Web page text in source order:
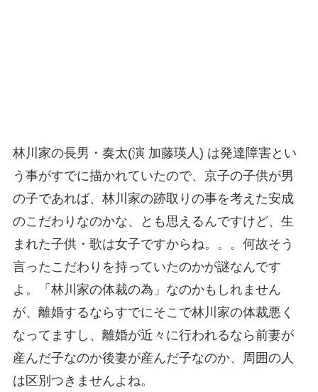
林川家の長男・奏太(演 加藤瑛人) は発達障害とい
う事がすでに描かれていたので、京子の子供が男
の子であれば、林川家の跡取りの事を考えた安成
のこだわりなのかな、とも思えるんですけど、生
まれた子供・歌は女子ですからね。。。何故そう
言ったこだわりを持っていたのかが謎なんです
よ。「林川家の体裁の為」なのかもしれません
が、離婚するならすでにそこで林川家の体裁悪く
なってますし、離婚が近々に行われるなら前妻が
産んだ子なのか後妻が産んだ子なのか、周囲の人
は区別つきませんよね。